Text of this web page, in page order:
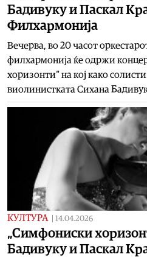
Бадивуку и Паскал
Филхармонија
Вечерва, во 20 часот
филхармонија ќе одржи
хоризонти“ на кој како
виолинистката Сихана
КУЛТУРА 14.04.2026
„Симфониски
Бадивуку и Паскал